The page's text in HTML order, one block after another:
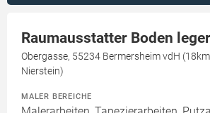
Raumausstatter Boden leger
Obergasse, 55234 Bermersheim vdH
Nierstein)
MALER BEREICHE